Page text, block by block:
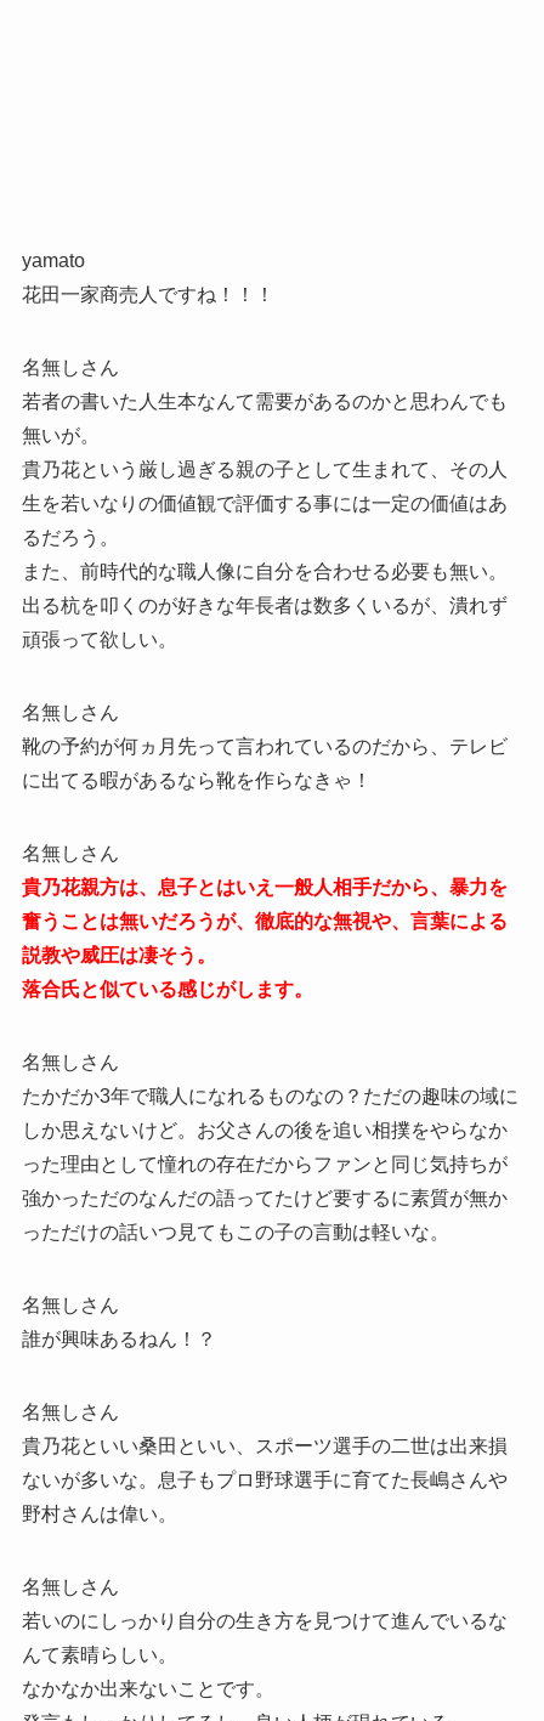
yamato
花田一家商売人ですね！！！
名無しさん
若者の書いた人生本なんて需要があるのかと思わんでも
無いが。
貴乃花という厳し過ぎる親の子として生まれて、その人
生を若いなりの価値観で評価する事には一定の価値はあ
るだろう。
また、前時代的な職人像に自分を合わせる必要も無い。
出る杭を叩くのが好きな年長者は数多くいるが、潰れず
頑張って欲しい。
名無しさん
靴の予約が何ヵ月先って言われているのだから、テレビ
に出てる暇があるなら靴を作らなきゃ！
名無しさん
貴乃花親方は、息子とはいえ一般人相手だから、暴力を
奮うことは無いだろうが、徹底的な無視や、言葉による
説教や威圧は凄そう。
落合氏と似ている感じがします。
名無しさん
たかだか3年で職人になれるものなの？ただの趣味の域に
しか思えないけど。お父さんの後を追い相撲をやらなか
った理由として憧れの存在だからファンと同じ気持ちが
強かっただのなんだの語ってたけど要するに素質が無か
っただけの話いつ見てもこの子の言動は軽いな。
名無しさん
誰が興味あるねん！？
名無しさん
貴乃花といい桑田といい、スポーツ選手の二世は出来損
ないが多いな。息子もプロ野球選手に育てた長嶋さんや
野村さんは偉い。
名無しさん
若いのにしっかり自分の生き方を見つけて進んでいるな
んて素晴らしい。
なかなか出来ないことです。